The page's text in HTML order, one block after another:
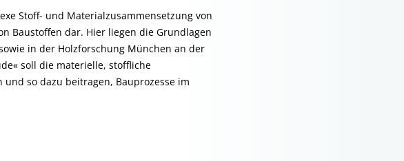
Stoff- und Materialzusammensetzung von
Baustoffen dar. Hier liegen die Grundlagen
in der Holzforschung München an der
soll die materielle, stoffliche
so dazu beitragen, Bauprozesse im